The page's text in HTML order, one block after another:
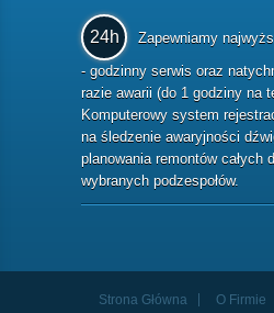
24h
Zapewniamy
- godzinny serwis oraz
razie awarii (do 1 godziny na
Komputerowy system
na śledzenie awaryjności
planowania remontów całych
wybranych podzespołów.
Strona Główna O Firmie